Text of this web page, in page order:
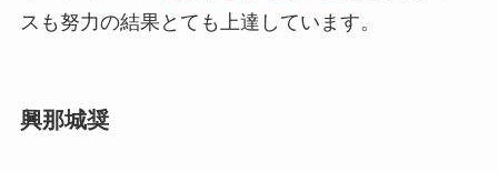
スも努力の結果とても上達しています。
興那城奨